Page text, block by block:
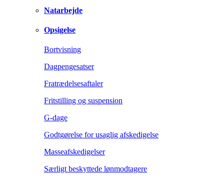
Natarbejde
Opsigelse
Bortvisning
Dagpengesatser
Fratrædelsesaftaler
Fritstilling og suspension
G-dage
Godtgørelse for usaglig afskedigelse
Masseafskedigelser
Særligt beskyttede lønmodtagere